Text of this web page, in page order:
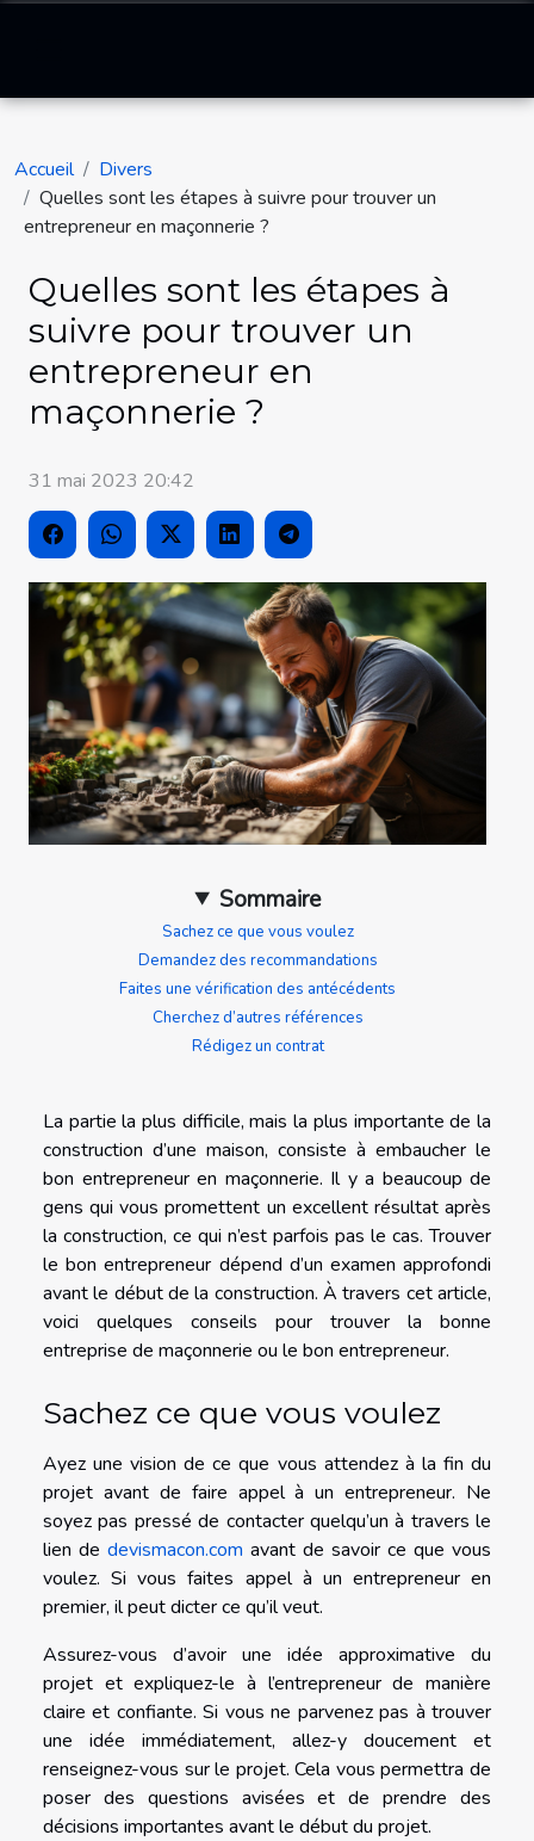
Accueil
Divers
Quelles sont les étapes à suivre pour trouver un
entrepreneur en maçonnerie ?
Quelles sont les étapes à
suivre pour trouver un
entrepreneur en
maçonnerie ?
31 mai 2023 20:42
Sommaire
Sachez ce que vous voulez
Demandez des recommandations
Faites une vérification des antécédents
Cherchez d’autres références
Rédigez un contrat
La partie la plus difficile, mais la plus importante de la
construction d’une maison, consiste à embaucher le
bon entrepreneur en maçonnerie. Il y a beaucoup de
gens qui vous promettent un excellent résultat après
la construction, ce qui n’est parfois pas le cas. Trouver
le bon entrepreneur dépend d’un examen approfondi
avant le début de la construction. À travers cet article,
voici quelques conseils pour trouver la bonne
entreprise de maçonnerie ou le bon entrepreneur.
Sachez ce que vous voulez
Ayez une vision de ce que vous attendez à la fin du
projet avant de faire appel à un entrepreneur. Ne
soyez pas pressé de contacter quelqu’un à travers le
lien de devismacon.com avant de savoir ce que vous
voulez. Si vous faites appel à un entrepreneur en
premier, il peut dicter ce qu’il veut.
Assurez-vous d’avoir une idée approximative du
projet et expliquez-le à l’entrepreneur de manière
claire et confiante. Si vous ne parvenez pas à trouver
une idée immédiatement, allez-y doucement et
renseignez-vous sur le projet. Cela vous permettra de
poser des questions avisées et de prendre des
décisions importantes avant le début du projet.